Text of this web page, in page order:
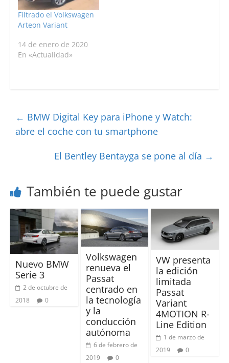
Filtrado el Volkswagen
Arteon Variant
14 de enero de 2020
En «Actualidad»
← BMW Digital Key para iPhone y Watch:
abre el coche con tu smartphone
El Bentley Bentayga se pone al día →
También te puede gustar
Nuevo BMW
Serie 3
2 de octubre de
2018
0
Volkswagen
renueva el
Passat
centrado en
la tecnología
y la
conducción
autónoma
6 de febrero de
2019
0
VW presenta
la edición
limitada
Passat
Variant
4MOTION R-
Line Edition
1 de marzo de
2019
0